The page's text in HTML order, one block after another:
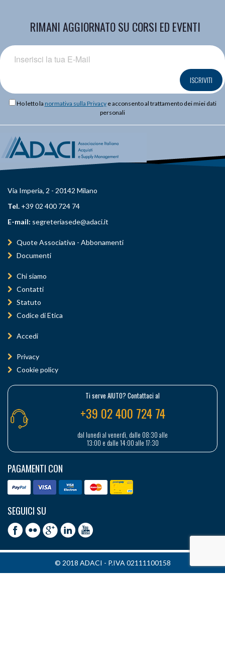
RIMANI AGGIORNATO SU CORSI ED EVENTI
ISCRIVITI
Ho letto la normativa sulla Privacye acconsento al trattamento dei miei dati
personali
Via Imperia, 2 - 20142 Milano
Tel. +39 02 400 724 74
E-mail: segreteriasede@adaci.it
Quote Associativa - Abbonamenti
Documenti
Chi siamo
Contatti
Statuto
Codice di Etica
Accedi
Privacy
Cookie policy
Ti serve AIUTO? Contattaci al
+39 02 400 724 74
dal lunedì al venerdì, dalle 08:30 alle
13:00 e dalle 14:00 alle 17:30
PAGAMENTI CON
SEGUICI SU
© 2018 ADACI - P.IVA 02111100158